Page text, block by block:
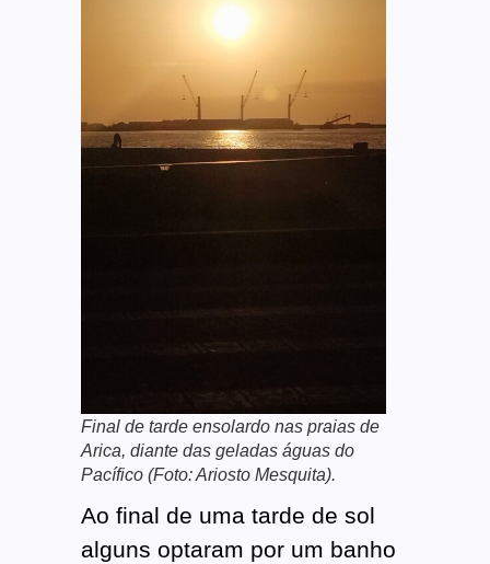
Final de tarde ensolardo nas praias de
Arica, diante das geladas águas do
Pacífico (Foto: Ariosto Mesquita).
Ao final de uma tarde de sol
alguns optaram por um banho